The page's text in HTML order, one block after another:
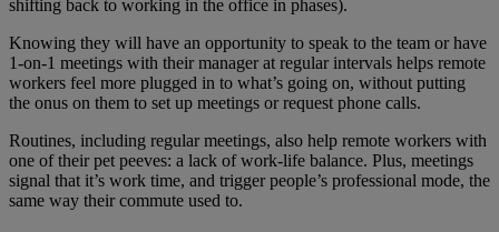
shifting back to working in the office in phases).
Knowing they will have an opportunity to speak to the team or have
1-on-1 meetings with their manager at regular intervals helps remote
workers feel more plugged in to what’s going on, without putting
the onus on them to set up meetings or request phone calls.
Routines, including regular meetings, also help remote workers with
one of their pet peeves: a lack of work-life balance. Plus, meetings
signal that it’s work time, and trigger people’s professional mode, the
same way their commute used to.